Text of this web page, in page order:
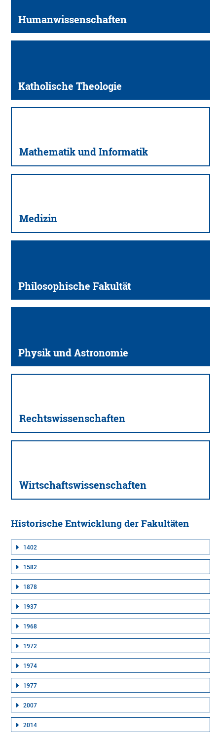
Human­wissenschaften
Katholische Theologie
Mathematik und Informatik
Medizin
Philosophische Fakultät
Physik und Astronomie
Rechts­wissenschaften
Wirtschafts­wissenschaften
Historische Entwicklung der Fakultäten
1402
1582
1878
1937
1968
1972
1974
1977
2007
2014